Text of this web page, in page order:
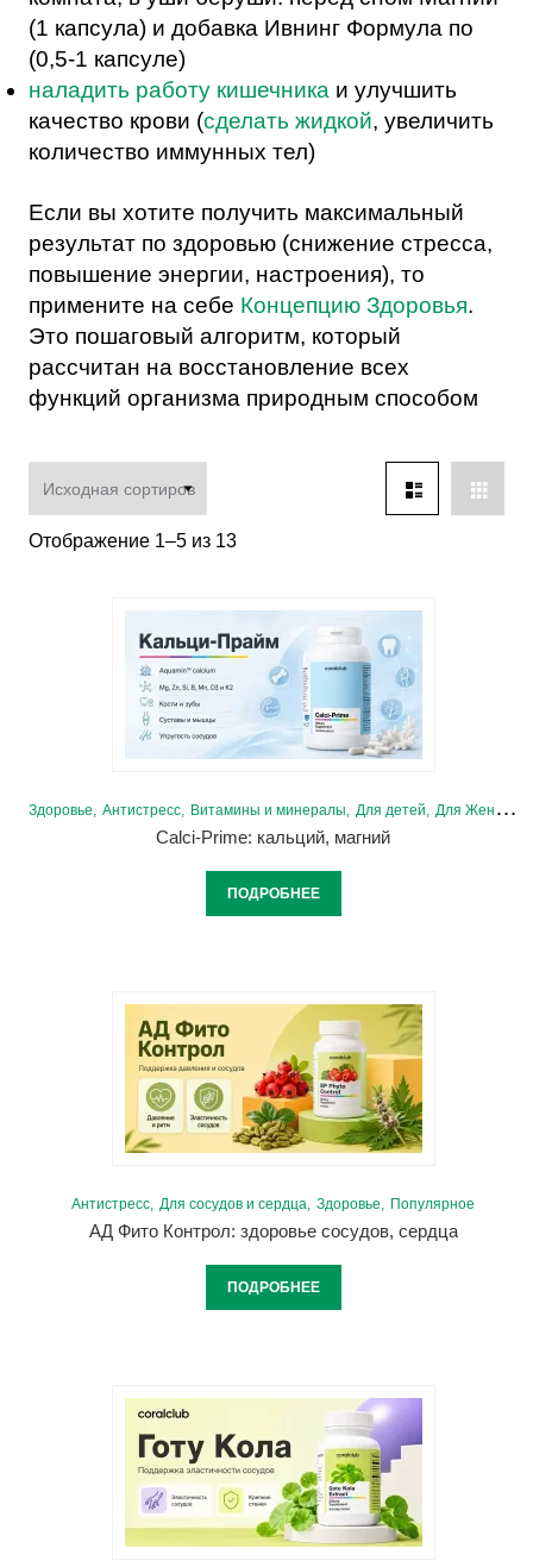
(1 капсула) и добавка Ивнинг Формула по
(0,5-1 капсуле)
наладить работу кишечника и улучшить
качество крови (сделать жидкой, увеличить
количество иммунных тел)
Если вы хотите получить максимальный
результат по здоровью (снижение стресса,
повышение энергии, настроения), то
примените на себе Концепцию Здоровья.
Это пошаговый алгоритм, который
рассчитан на восстановление всех
функций организма природным способом
Отображение 1–5 из 13
Здоровье Антистресс Витамины и минералы Для детей Для Женщин
Calci-Prime: кальций, магний
ПОДРОБНЕЕ
Антистресс Для сосудов и сердца Здоровье Популярное
АД Фито Контрол: здоровье сосудов, сердца
ПОДРОБНЕЕ